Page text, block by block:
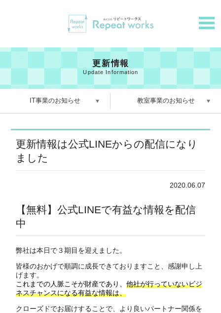
更新情報
Update Information
IT事業のお知らせ 教室事業のお知らせ
更新情報は公式LINEからの配信になり
ました
2020.06.07
【無料】公式LINEで有益な情報を配信
中
弊社は本日で３期目を迎えました。
皆様のおかげで順調に成長できておりますこと、感謝申し上
げます。
これまでの人脈こそが財産であり、他社が行っていないビジ
ネスチャンスになる有益な情報は、
クローズドでお届けすることで、より良いパートナー関係を